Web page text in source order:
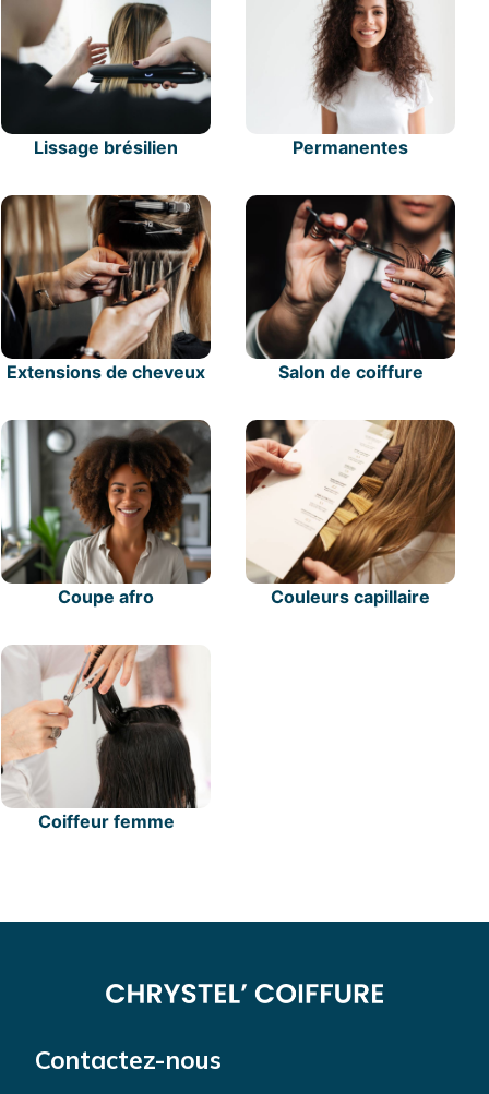
Lissage brésilien Permanentes
Extensions de cheveux Salon de coiffure
Coupe afro Couleurs capillaire
Coiffeur femme
Contactez-nous